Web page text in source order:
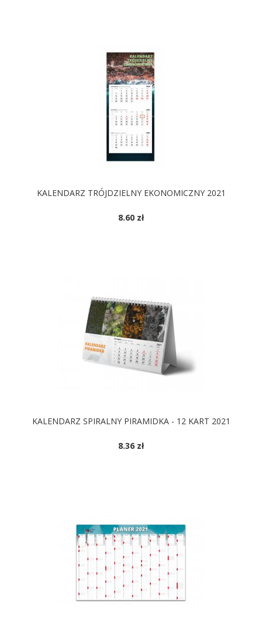
KALENDARZ TRÓJDZIELNY EKONOMICZNY 2021
8.60 zł
KALENDARZ SPIRALNY PIRAMIDKA - 12 KART 2021
8.36 zł